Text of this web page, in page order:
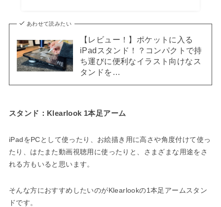
あわせて読みたい
【レビュー！】ポケットに入る
iPadスタンド！？コンパクトで持
ち運びに便利なイラスト向けなス
タンドを…
スタンド：Klearlook 1本足アーム
iPadをPCとして使ったり、お絵描き用に高さや角度付けて使っ
たり、はたまた動画視聴用に使ったりと、さまざまな用途をさ
れる方もいると思います。
そんな方におすすめしたいのがKlearlookの1本足アームスタン
ドです。